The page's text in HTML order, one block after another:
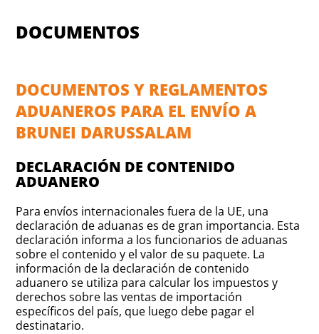
DOCUMENTOS
DOCUMENTOS Y REGLAMENTOS
ADUANEROS PARA EL ENVÍO A
BRUNEI DARUSSALAM
DECLARACIÓN DE CONTENIDO
ADUANERO
Para envíos internacionales fuera de la UE, una
declaración de aduanas es de gran importancia. Esta
declaración informa a los funcionarios de aduanas
sobre el contenido y el valor de su paquete. La
información de la declaración de contenido
aduanero se utiliza para calcular los impuestos y
derechos sobre las ventas de importación
específicos del país, que luego debe pagar el
destinatario.